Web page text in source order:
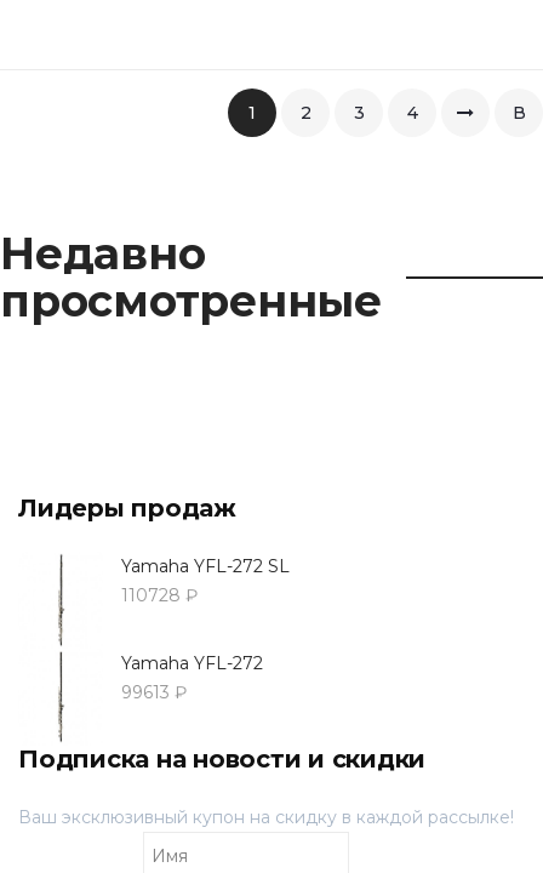
1 2 3 4 В
Недавно
просмотренные
Лидеры продаж
Yamaha YFL-272 SL
110728 ₽
Yamaha YFL-272
99613 ₽
Подписка на новости и скидки
Ваш эксклюзивный купон на скидку в каждой рассылке!